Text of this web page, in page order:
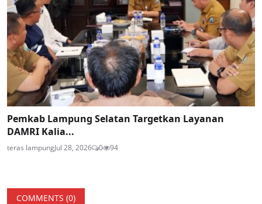
Pemkab Lampung Selatan Targetkan Layanan
DAMRI Kalia...
teras lampungJul 28, 2026 0 94
COMMENTS (0)